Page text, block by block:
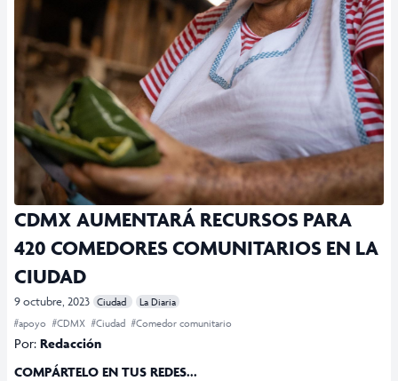
CDMX AUMENTARÁ RECURSOS PARA
420 COMEDORES COMUNITARIOS EN LA
CIUDAD
9 octubre, 2023 Ciudad
La Diaria
#apoyo #CDMX #Ciudad #Comedor comunitario
Por: Redacción
COMPÁRTELO EN TUS REDES...